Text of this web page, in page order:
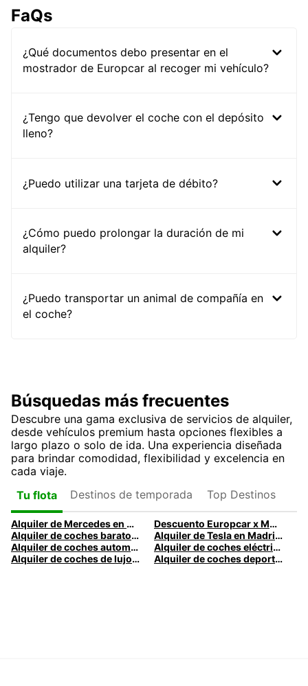
FaQs
¿Qué documentos debo presentar en el
mostrador de Europcar al recoger mi vehículo?
¿Tengo que devolver el coche con el depósito
lleno?
¿Puedo utilizar una tarjeta de débito?
¿Cómo puedo prolongar la duración de mi
alquiler?
¿Puedo transportar un animal de compañía en
el coche?
Búsquedas más frecuentes
Descubre una gama exclusiva de servicios de alquiler,
desde vehículos premium hasta opciones flexibles a
largo plazo o solo de ida. Una experiencia diseñada
para brindar comodidad, flexibilidad y excelencia en
cada viaje.
Tu flota
Destinos de temporada Top Destinos
Alquiler de Mercedes en Madrid | Mercedes-Benz Premium con tarifas diarias
Descuento Europcar x Mutua Madrid Open
Alquiler de coches baratos en Madrid | Europcar
Alquiler de Tesla en Madrid con Europcar
Alquiler de coches automáticos en Madrid
Alquiler de coches eléctricos en Madrid
Alquiler de coches de lujo en Madrid - Vehículos premium con Europcar
Alquiler de coches deportivos en Madrid con Europcar